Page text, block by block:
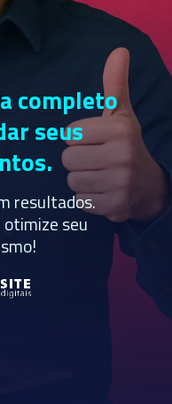
resultados.
otimize seu
completo
seus